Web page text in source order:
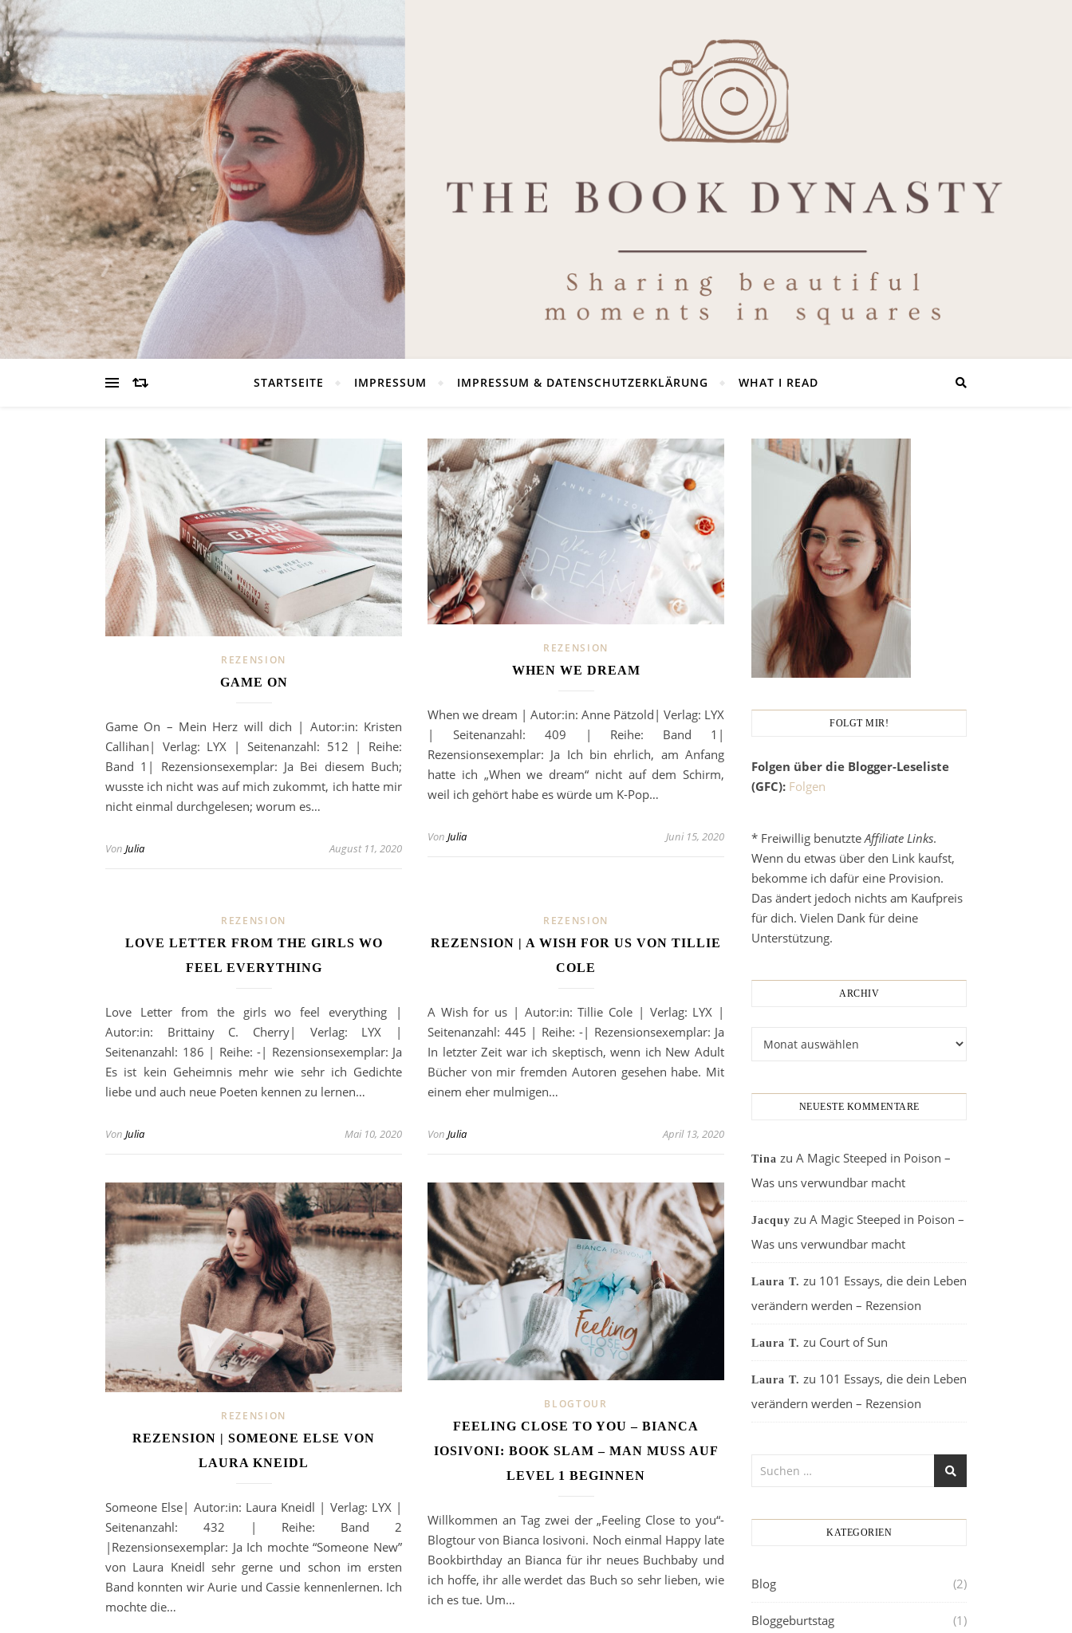
STARTSEITE IMPRESSUM IMPRESSUM & DATENSCHUTZERKLÄRUNG WHAT I READ
REZENSION
GAME ON
Game On – Mein Herz will dich | Autor:in: Kristen
Callihan| Verlag: LYX | Seitenanzahl: 512 | Reihe:
Band 1| Rezensionsexemplar: Ja Bei diesem Buch;
wusste ich nicht was auf mich zukommt, ich hatte mir
nicht einmal durchgelesen; worum es…
Von Julia August 11, 2020
REZENSION
WHEN WE DREAM
When we dream | Autor:in: Anne Pätzold| Verlag: LYX
| Seitenanzahl: 409 | Reihe: Band 1|
Rezensionsexemplar: Ja Ich bin ehrlich, am Anfang
hatte ich „When we dream“ nicht auf dem Schirm,
weil ich gehört habe es würde um K-Pop…
Von Julia Juni 15, 2020
REZENSION
LOVE LETTER FROM THE GIRLS WO
FEEL EVERYTHING
Love Letter from the girls wo feel everything |
Autor:in: Brittainy C. Cherry| Verlag: LYX |
Seitenanzahl: 186 | Reihe: -| Rezensionsexemplar: Ja
Es ist kein Geheimnis mehr wie sehr ich Gedichte
liebe und auch neue Poeten kennen zu lernen…
Von Julia Mai 10, 2020
REZENSION
REZENSION | A WISH FOR US VON TILLIE
COLE
A Wish for us | Autor:in: Tillie Cole | Verlag: LYX |
Seitenanzahl: 445 | Reihe: -| Rezensionsexemplar: Ja
In letzter Zeit war ich skeptisch, wenn ich New Adult
Bücher von mir fremden Autoren gesehen habe. Mit
einem eher mulmigen…
Von Julia April 13, 2020
REZENSION
REZENSION | SOMEONE ELSE VON
LAURA KNEIDL
Someone Else| Autor:in: Laura Kneidl | Verlag: LYX |
Seitenanzahl: 432 | Reihe: Band 2
|Rezensionsexemplar: Ja Ich mochte “Someone New”
von Laura Kneidl sehr gerne und schon im ersten
Band konnten wir Aurie und Cassie kennenlernen. Ich
mochte die…
BLOGTOUR
FEELING CLOSE TO YOU – BIANCA
IOSIVONI: BOOK SLAM – MAN MUSS AUF
LEVEL 1 BEGINNEN
Willkommen an Tag zwei der „Feeling Close to you“-
Blogtour von Bianca Iosivoni. Noch einmal Happy late
Bookbirthday an Bianca für ihr neues Buchbaby und
ich hoffe, ihr alle werdet das Buch so sehr lieben, wie
ich es tue. Um…
FOLGT MIR!
Folgen über die Blogger-Leseliste
(GFC): Folgen
* Freiwillig benutzteAffiliate Links.
Wenn du etwas über den Link kaufst,
bekomme ich dafür eine Provision.
Das ändert jedoch nichts am Kaufpreis
für dich. Vielen Dank für deine
Unterstützung.
ARCHIV
NEUESTE KOMMENTARE
Tina zu A Magic Steeped in Poison –
Was uns verwundbar macht
Jacquy zu A Magic Steeped in Poison –
Was uns verwundbar macht
Laura T. zu 101 Essays, die dein Leben
verändern werden – Rezension
Laura T. zu Court of Sun
Laura T. zu 101 Essays, die dein Leben
verändern werden – Rezension
KATEGORIEN
Blog (2)
Bloggeburtstag (1)